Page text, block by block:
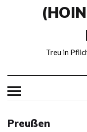
Treu in
Preußen